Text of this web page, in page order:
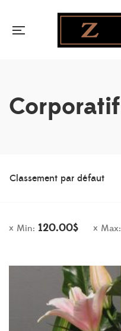
Corporatif
Min: 120.00$ Max: